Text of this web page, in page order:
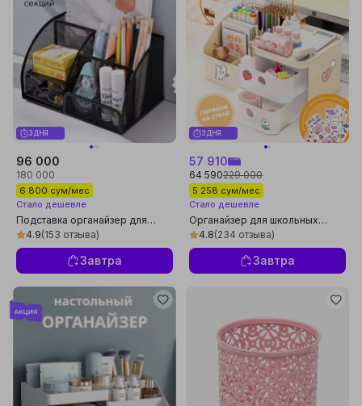
3 ДНЯ
96 000
180 000
6 800 сум/мес
Стало дешевле
Подставка органайзер для
канцтоваров, бумаг,
настольный, металлический,
стильный, прочный
4.9(153 отзыва)
Завтра
3 ДНЯ
57 910
64 590229 000
5 258 сум/мес
Стало дешевле
Органайзер для школьных
принадлежностей и
канцелярии, подставка для
карандашей и ручек
4.8(234 отзыва)
Завтра